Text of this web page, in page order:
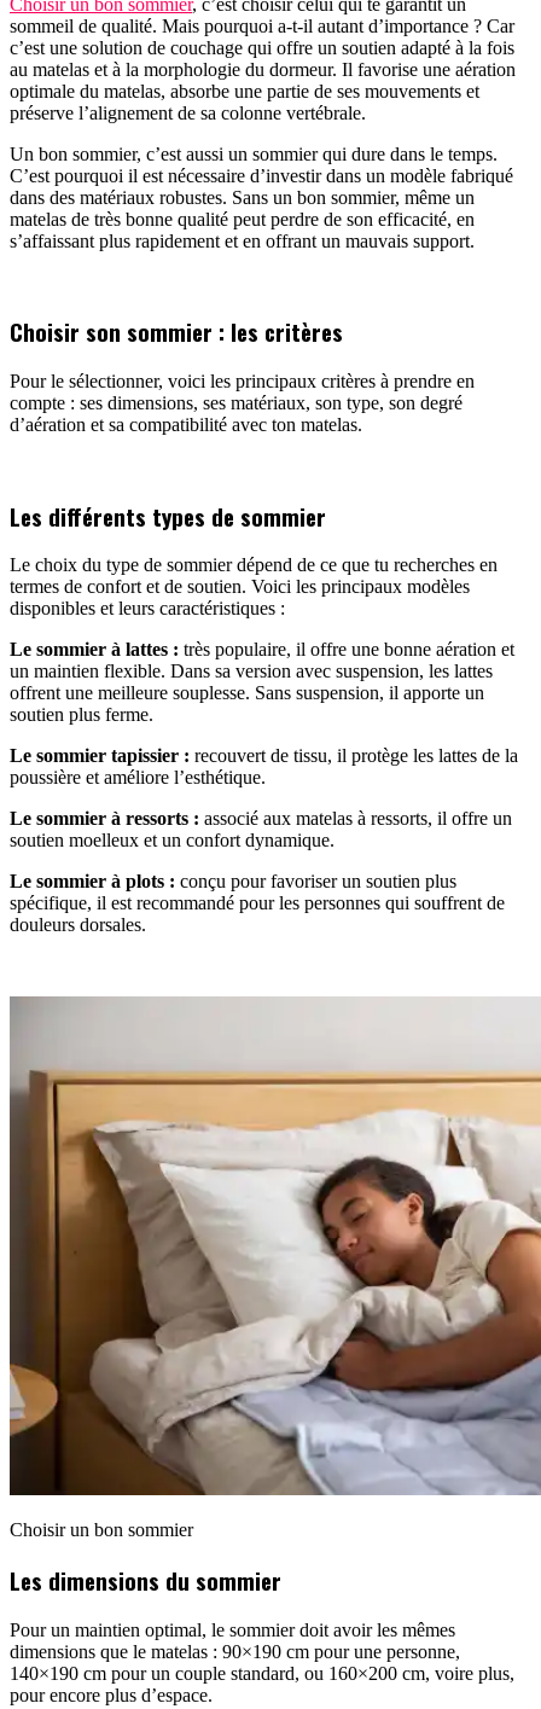
sommeil de qualité. Mais pourquoi a-t-il autant d’importance ? Car
c’est une solution de couchage qui offre un soutien adapté à la fois
au matelas et à la morphologie du dormeur. Il favorise une aération
optimale du matelas, absorbe une partie de ses mouvements et
préserve l’alignement de sa colonne vertébrale.
Un bon sommier, c’est aussi un sommier qui dure dans le temps.
C’est pourquoi il est nécessaire d’investir dans un modèle fabriqué
dans des matériaux robustes. Sans un bon sommier, même un
matelas de très bonne qualité peut perdre de son efficacité, en
s’affaissant plus rapidement et en offrant un mauvais support.
Choisir son sommier : les critères
Pour le sélectionner, voici les principaux critères à prendre en
compte : ses dimensions, ses matériaux, son type, son degré
d’aération et sa compatibilité avec ton matelas.
Les différents types de sommier
Le choix du type de sommier dépend de ce que tu recherches en
termes de confort et de soutien. Voici les principaux modèles
disponibles et leurs caractéristiques :
Le sommier à lattes : très populaire, il offre une bonne aération et
un maintien flexible. Dans sa version avec suspension, les lattes
offrent une meilleure souplesse. Sans suspension, il apporte un
soutien plus ferme.
Le sommier tapissier : recouvert de tissu, il protège les lattes de la
poussière et améliore l’esthétique.
Le sommier à ressorts : associé aux matelas à ressorts, il offre un
soutien moelleux et un confort dynamique.
Le sommier à plots : conçu pour favoriser un soutien plus
spécifique, il est recommandé pour les personnes qui souffrent de
douleurs dorsales.
Choisir un bon sommier
Les dimensions du sommier
Pour un maintien optimal, le sommier doit avoir les mêmes
dimensions que le matelas : 90×190 cm pour une personne,
140×190 cm pour un couple standard, ou 160×200 cm, voire plus,
pour encore plus d’espace.